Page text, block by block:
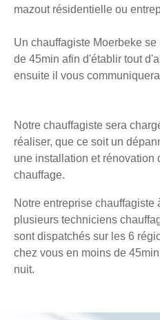
mazout résidentielle ou
Un chauffagiste Moerbeke
de 45min afin d'établir tout
ensuite il vous
Notre chauffagiste sera
réaliser, que ce soit un
une installation et rénovation
chauffage.
Notre entreprise chauffagiste
plusieurs techniciens
sont dispatchés sur les 6
chez vous en moins de
nuit.